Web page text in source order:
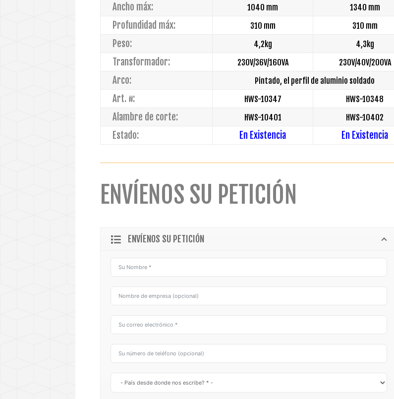
Ancho máx:
1040 mm 1340 mm
Profundidad máx: 310 mm 310 mm
Peso: 4,2kg 4,3kg
Transformador: 230V/36V/160VA 230V/40V/200VA
Arco: Pintado, el perfil de aluminio soldado
Art. #: HWS-10347 HWS-10348
Alambre de corte: HWS-10401 HWS-10402
Estado: En Existencia En Existencia
ENVÍENOS SU PETICIÓN
ENVÍENOS SU PETICIÓN